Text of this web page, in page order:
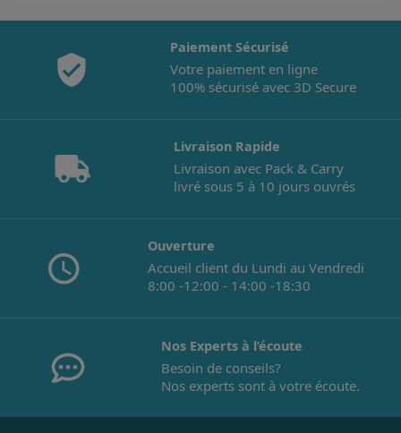
Paiement Sécurisé
Votre paiement en ligne
100% sécurisé avec 3D Secure
Livraison Rapide
Livraison avec Pack & Carry
livré sous 5 à 10 jours ouvrés
Ouverture
Accueil client du Lundi au Vendredi
8:00 -12:00 - 14:00 -18:30
Nos Experts à l’écoute
Besoin de conseils?
Nos experts sont à votre écoute.